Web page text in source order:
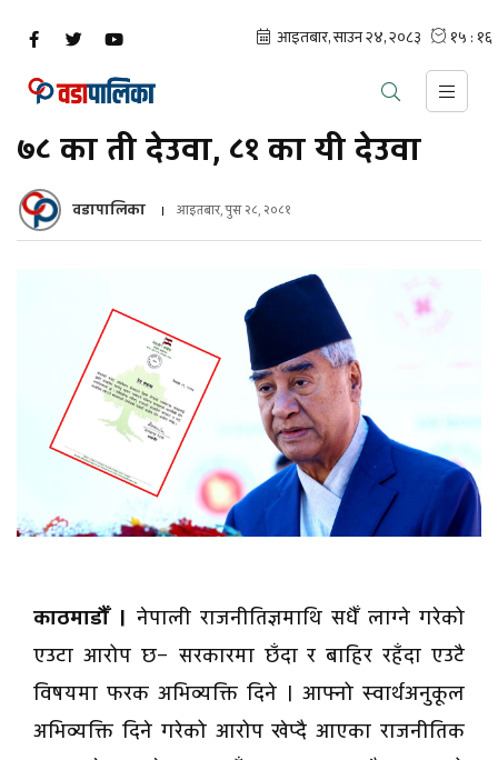
७८ का ती देउवा, ८१ का यी देउवा
वडापालिका आइतबार, पुस २८, २०८१
‍‍‍‍‍‍‍‍‍‍काठमाडौँ । नेपाली राजनीतिज्ञमाथि सधैँ लाग्ने गरेको
एउटा आरोप छ– सरकारमा छँदा र बाहिर रहँदा एउटै
विषयमा फरक अभिव्यक्ति दिने । आफ्नो स्वार्थअनुकूल
अभिव्यक्ति दिने गरेको आरोप खेप्दै आएका राजनीतिक